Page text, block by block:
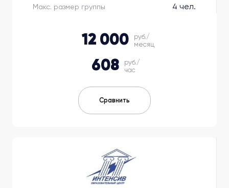
Макс. размер группы 4 чел.
12 000
руб./
месяц
608
руб./
час
Сравнить